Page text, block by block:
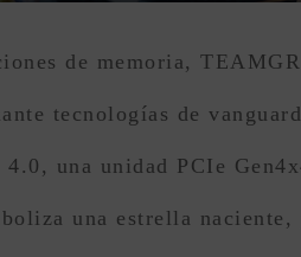
de memoria,
tecnologías de
una unidad PCIe
una estrella